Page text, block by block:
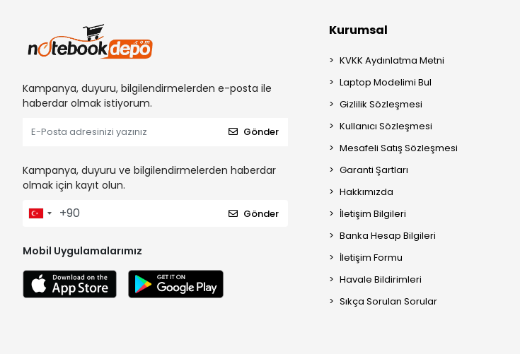
Kampanya, duyuru, bilgilendirmelerden e-posta ile
haberdar olmak istiyorum.
Gönder
Kampanya, duyuru ve bilgilendirmelerden haberdar
olmak için kayıt olun.
Gönder
Mobil Uygulamalarımız
Kurumsal
KVKK Aydınlatma Metni
Laptop Modelimi Bul
Gizlilik Sözleşmesi
Kullanıcı Sözleşmesi
Mesafeli Satış Sözleşmesi
Garanti Şartları
Hakkımızda
İletişim Bilgileri
Banka Hesap Bilgileri
İletişim Formu
Havale Bildirimleri
Sıkça Sorulan Sorular